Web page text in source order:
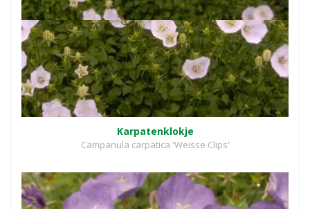
Karpatenklokje
Campanula carpatica 'Weisse Clips'